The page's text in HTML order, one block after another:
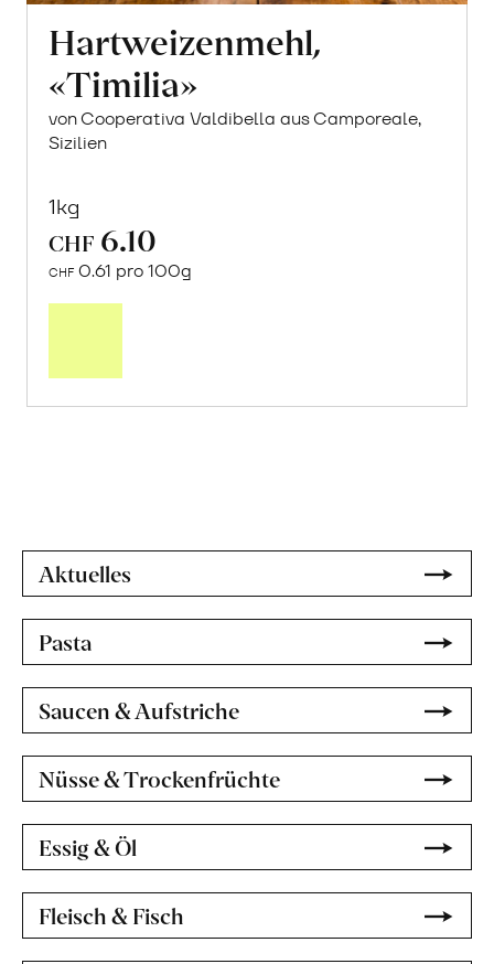
Hartweizenmehl,
«Timilia»
von Cooperativa Valdibella aus Camporeale,
Sizilien
1kg
CHF 6.10
CHF 0.61 pro 100g
Timiliamehl
Aktuelles
Pasta
Saucen & Aufstriche
Nüsse & Trockenfrüchte
Essig & Öl
Fleisch & Fisch